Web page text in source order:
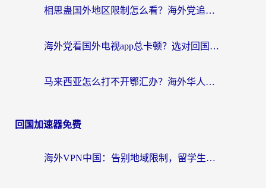
相思蛊国外地区限制怎么看？海外党追剧听歌的终极解决方案
海外党看国外电视app总卡顿？选对回国加速器，追剧购物两不误
马来西亚怎么打不开鄂汇办？海外华人必备的回国加速指南，解决追剧、办事、阅读难题
回国加速器免费
海外VPN中国：告别地域限制，留学生与华人如何轻松刷国内剧、玩国服？